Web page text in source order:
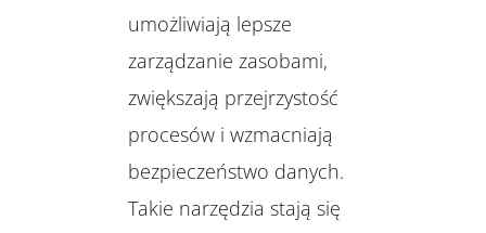
umożliwiają lepsze
zarządzanie zasobami,
zwiększają przejrzystość
procesów i wzmacniają
bezpieczeństwo danych.
Takie narzędzia stają się